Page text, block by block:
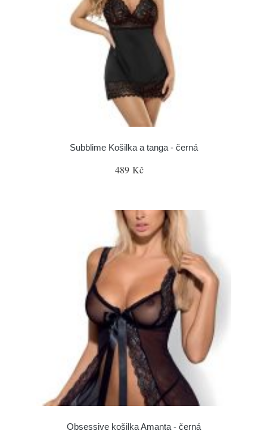
Subblime Košilka a tanga - černá
489 Kč
Obsessive košilka Amanta - černá